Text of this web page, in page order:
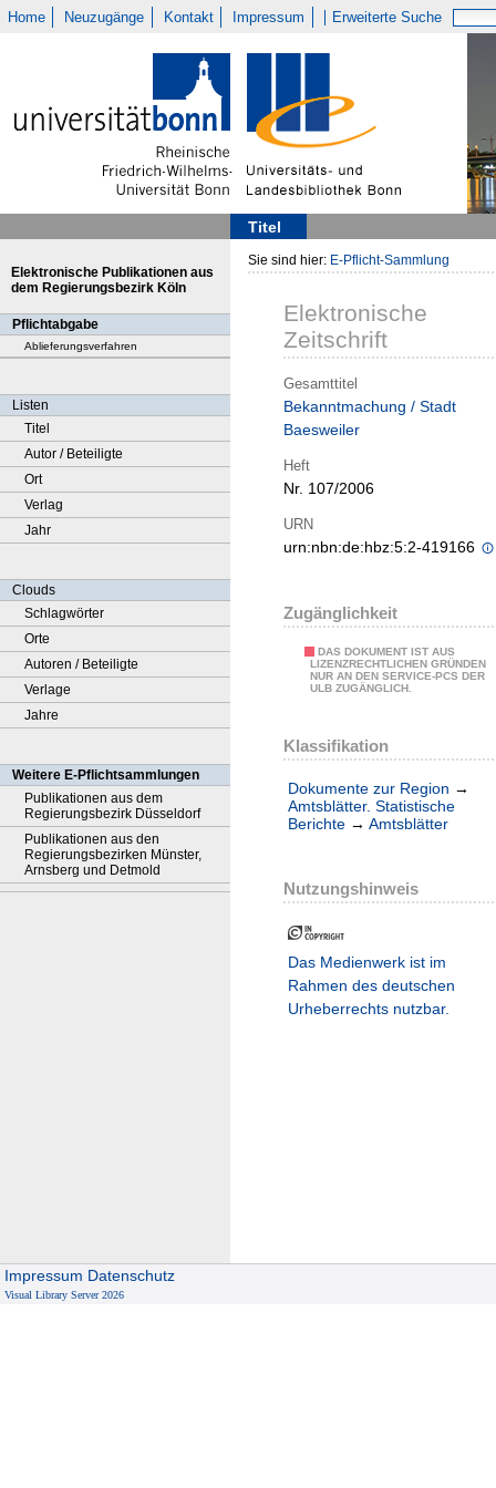
Home Neuzugänge Kontakt Impressum Erweiterte Suche
Titel
Elektronische Publikationen aus
dem Regierungsbezirk Köln
Pflichtabgabe
Ablieferungsverfahren
Listen
Titel
Autor / Beteiligte
Ort
Verlag
Jahr
Clouds
Schlagwörter
Orte
Autoren / Beteiligte
Verlage
Jahre
Weitere E-Pflichtsammlungen
Publikationen aus dem
Regierungsbezirk Düsseldorf
Publikationen aus den
Regierungsbezirken Münster,
Arnsberg und Detmold
Sie sind hier: E-Pflicht-Sammlung
Elektronische
Zeitschrift
Gesamttitel
Bekanntmachung / Stadt
Baesweiler
Heft
Nr. 107/2006
URN
urn:nbn:de:hbz:5:2-419166
Zugänglichkeit
DAS DOKUMENT IST AUS
LIZENZRECHTLICHEN GRÜNDEN
NUR AN DEN SERVICE-PCS DER
ULB ZUGÄNGLICH.
Klassifikation
Dokumente zur Region →
Amtsblätter. Statistische
Berichte → Amtsblätter
Nutzungshinweis
Das Medienwerk ist im
Rahmen des deutschen
Urheberrechts nutzbar.
Impressum Datenschutz
Visual Library Server 2026